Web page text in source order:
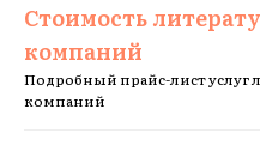
Стоимость
компаний
Подробный прайс-лист услуг
компаний